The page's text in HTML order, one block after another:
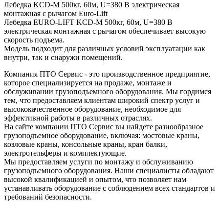
Лебедка KCD-M 500кг, 60м, U=380 В электрическая
монтажная с рычагом Euro-Lift
Лебедка EURO-LIFT KCD-M 500кг, 60м, U=380 В
электрическая монтажная с рычагом обеспечивает высокую
скорость подъема.
Модель подходит для различных условий эксплуатации как
внутри, так и снаружи помещений.
Компания ПТО Сервис - это производственное предприятие,
которое специализируется на продаже, монтаже и
обслуживании грузоподъемного оборудования. Мы гордимся
тем, что предоставляем клиентам широкий спектр услуг и
высококачественное оборудование, необходимое для
эффективной работы в различных отраслях.
На сайте компании ПТО Сервис вы найдете разнообразное
грузоподъемное оборудование, включая: мостовые краны,
козловые краны, консольные краны, кран балки,
электротельферы и комплектующие.
Мы предоставляем услуги по монтажу и обслуживанию
грузоподъемного оборудования. Наши специалисты обладают
высокой квалификацией и опытом, что позволяет нам
устанавливать оборудование с соблюдением всех стандартов и
требований безопасности.